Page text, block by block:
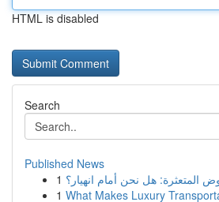
HTML is disabled
Search
Published News
1 المتعثرة: هل نحن أمام انهيار؟
1 What Makes Luxury